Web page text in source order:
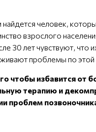
найдется человек,
взрослого
30 лет чувствуют, что
проблемы по этой
чтобы избавится от
терапию и
проблем